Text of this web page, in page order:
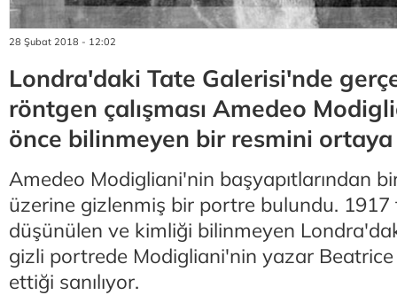
28 Şubat 2018 - 12:02
Londra'daki Tate Galerisi'nde
röntgen çalışması Amedeo
önce bilinmeyen bir resmini ortaya
Amedeo Modigliani'nin başyapıtlarından
üzerine gizlenmiş bir portre bulundu.
düşünülen ve kimliği bilinmeyen
gizli portrede Modigliani'nin yazar
ettiği sanılıyor.